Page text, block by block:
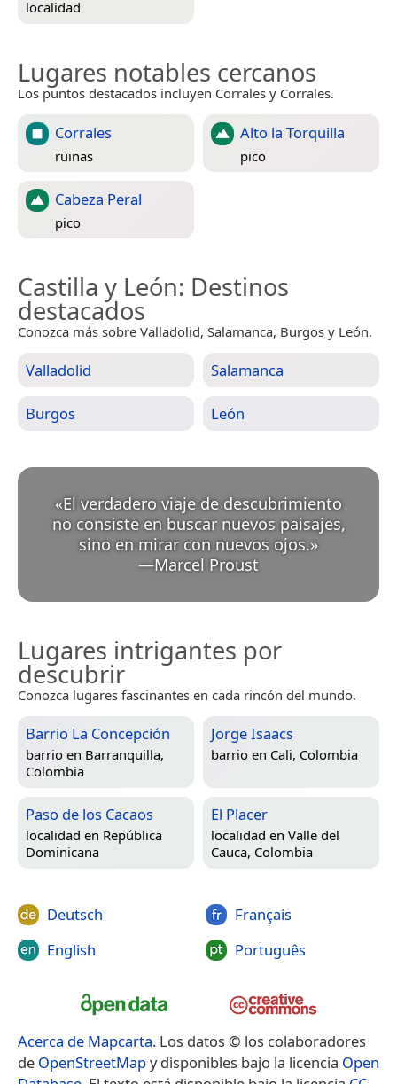
localidad
Lugares notables cercanos
Los puntos destacados incluyen Corrales y Corrales.
Corrales
ruinas
Alto la Torquilla
pico
Cabeza Peral
pico
Castilla y León: Destinos
destacados
Conozca más sobre Valladolid, Salamanca, Burgos y León.
Valladolid Salamanca
Burgos León
«El verdadero viaje de descubrimiento
no consiste en buscar nuevos paisajes,
sino en mirar con nuevos ojos.
—Marcel Proust
Lugares intrigantes por
descubrir
Conozca lugares fascinantes en cada rincón del mundo.
Barrio La Concepción
barrio en Barranquilla,
Colombia
Jorge Isaacs
barrio en Cali, Colombia
Paso de los Cacaos
localidad en República
Dominicana
El Placer
localidad en Valle del
Cauca, Colombia
Deutsch
English
Français
Português
Acerca de Mapcarta. Los datos © los colaboradores
de OpenStreetMapy disponibles bajo la licencia Open